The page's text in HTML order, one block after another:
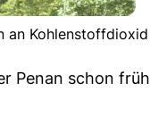
an Kohlenstoffdioxid
Penan schon früh